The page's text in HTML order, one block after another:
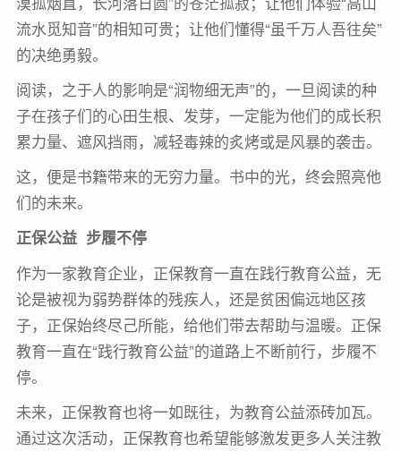
流水觅知音”的相知可贵；让他们懂得“虽千万人吾往矣”
的决绝勇毅。
阅读，之于人的影响是“润物细无声”的，一旦阅读的种
子在孩子们的心田生根、发芽，一定能为他们的成长积
累力量、遮风挡雨，减轻毒辣的炙烤或是风暴的袭击。
这，便是书籍带来的无穷力量。书中的光，终会照亮他
们的未来。
正保公益 步履不停
作为一家教育企业，正保教育一直在践行教育公益，无
论是被视为弱势群体的残疾人，还是贫困偏远地区孩
子，正保始终尽己所能，给他们带去帮助与温暖。正保
教育一直在“践行教育公益”的道路上不断前行，步履不
停。
未来，正保教育也将一如既往，为教育公益添砖加瓦。
通过这次活动，正保教育也希望能够激发更多人关注教